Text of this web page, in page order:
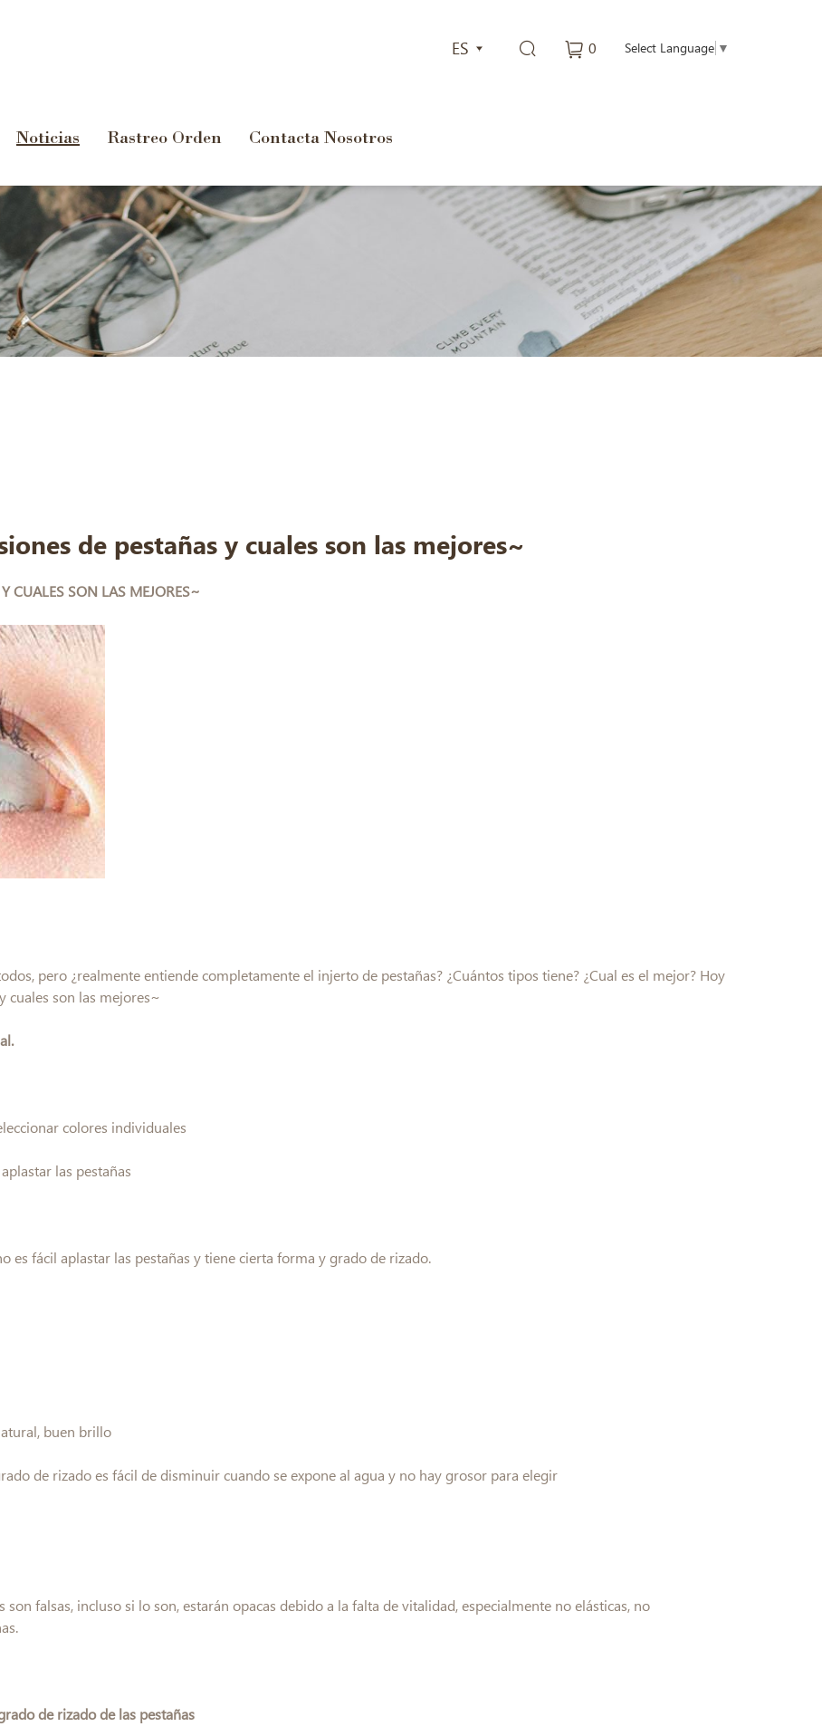
Select Language ▼
0
ES
Noticias Rastreo Orden Contacta Nosotros
de pestañas y cuales son las mejores~
CUALES SON LAS MEJORES~
pero ¿realmente entiende completamente el injerto de pestañas? ¿Cuántos tipos tiene? ¿Cual es el mejor? Hoy
cuales son las mejores~
colores individuales
las pestañas
es fácil aplastar las pestañas y tiene cierta forma y grado de rizado.
buen brillo
de rizado es fácil de disminuir cuando se expone al agua y no hay grosor para elegir
falsas, incluso si lo son, estarán opacas debido a la falta de vitalidad, especialmente no elásticas, no
de rizado de las pestañas